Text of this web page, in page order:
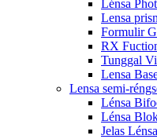
Lénsa
Lensa
Formulir
RX
Tunggal
Lensa
Lensa semi-
Lénsa
Lénsa
Jelas Lénsa